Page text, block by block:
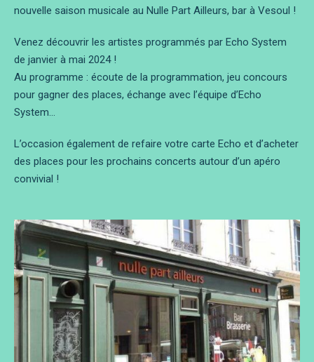
nouvelle saison musicale au Nulle Part Ailleurs, bar à Vesoul !
Venez découvrir les artistes programmés par Echo System
de janvier à mai 2024 !
Au programme : écoute de la programmation, jeu concours
pour gagner des places, échange avec l’équipe d’Echo
System…
L’occasion également de refaire votre carte Echo et d’acheter
des places pour les prochains concerts autour d’un apéro
convivial !